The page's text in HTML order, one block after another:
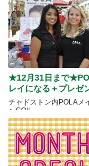
★12月31日まで
レイになる＋プレゼ
チャドストン内POLAメ
へGO!!